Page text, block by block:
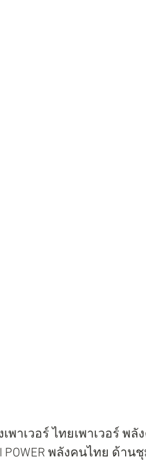
เพาเวอร์ ไทยเพาเวอร์
POWER พลังคนไทย ด้